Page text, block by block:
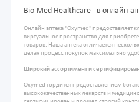
Bio-Med Healthcare - в онлайн-
Онлайн аптека "Oxymed" предоставляет
виртуальное пространство для
товаров. Наша аптека отличается
делая процесс покупок максимально
Широкий ассортимент и
Oxymed гордится предоставлением
высококачественных лекарств и